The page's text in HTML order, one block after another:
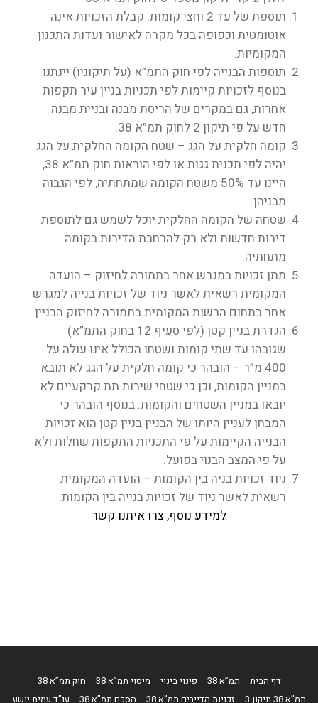
תוספת של עד 2 וחצי קומות. קבלת הזכויות אינה
אוטומטית וכפופה בכל מקרה לאישור ועדות התכנון
המקומיות.
תוספות הבנייה לפי חוק התמ”א (על תיקוניו) יינתנו
בנוסף לזכויות קיימות לפי תכניות בניין עיר תקפות
אחרות, גם במקרים של הריסת מבנה ובניית מבנה
חדש על פי תיקון 2 לחוק תמ”א 38.
קומה חלקית על הגג – שטח הקומה החלקית על הגג
יהיה לפי תכנית גגות או לפי הוראות חוק תמ”א 38,
היינו עד 50% משטח הקומה שמתחתיה, לפי הגבוה
מבניהן.
שטחה של הקומה החלקית יוכל לשמש גם לתוספת
דירות חדשות ולא רק להרחבת הדירות בקומה
מתחתיה.
מתן זכויות במגרש אחר בתמורה לחיזוק – הועדה
המקומית רשאית לאשר ניוד של זכויות בנייה למגרש
אחר בתחום הרשות המקומית בתמורה לחיזוק הבניין.
הגדרת בניין קטן (לפי סעיף 12 בחוק התמ”א)
שגובהו עד שתי קומות ושטחו הכולל אינו עולה על
400 מ”ר – הובהר כי קומה חלקית על הגג לא תובא
במניין הקומות, וכן כי שטחי שירות תת קרקעיים לא
יובאו במניין השטחים והקומות. בנוסף הובהר כי
המבחן לעניין היותו של הבניין בניין קטן הוא זכויות
הבנייה הקיימות על פי התכניות התקפות שחלות ולא
על פי המצב הבנוי בפועל.
ניוד זכויות בניה בין הקומות – הועדה המקומית
רשאית לאשר ניוד של זכויות בנייה בין הקומות.
למידע נוסף, צרו איתנו קשר
דף הבית תמ”א 38 פינוי בינוי מיסוי תמ”א 38
חוק תמ”א 38
תמ”א 38 תיקון 3
זכויות הדיירים תמ”א 38 הסכם תמ”א 38 עו”ד עמית יושע